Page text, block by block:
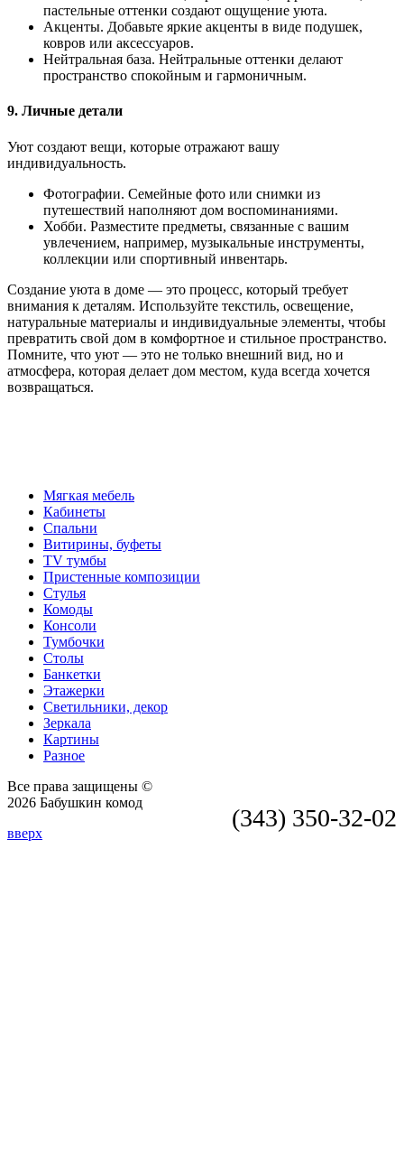
пастельные оттенки создают ощущение уюта.
Акценты. Добавьте яркие акценты в виде подушек,
ковров или аксессуаров.
Нейтральная база. Нейтральные оттенки делают
пространство спокойным и гармоничным.
9. Личные детали
Уют создают вещи, которые отражают вашу
индивидуальность.
Фотографии. Семейные фото или снимки из
путешествий наполняют дом воспоминаниями.
Хобби. Разместите предметы, связанные с вашим
увлечением, например, музыкальные инструменты,
коллекции или спортивный инвентарь.
Создание уюта в доме — это процесс, который требует
внимания к деталям. Используйте текстиль, освещение,
натуральные материалы и индивидуальные элементы, чтобы
превратить свой дом в комфортное и стильное пространство.
Помните, что уют — это не только внешний вид, но и
атмосфера, которая делает дом местом, куда всегда хочется
возвращаться.
Мягкая мебель
Кабинеты
Спальни
Витирины, буфеты
TV тумбы
Пристенные композиции
Стулья
Комоды
Консоли
Тумбочки
Столы
Банкетки
Этажерки
Светильники, декор
Зеркала
Картины
Разное
(343) 350-32-02
Все права защищены ©
2026 Бабушкин комод
вверх